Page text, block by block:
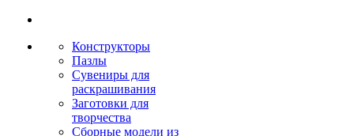
Конструкторы
Пазлы
Сувениры для
раскрашивания
Заготовки для
творчества
Сборные модели из